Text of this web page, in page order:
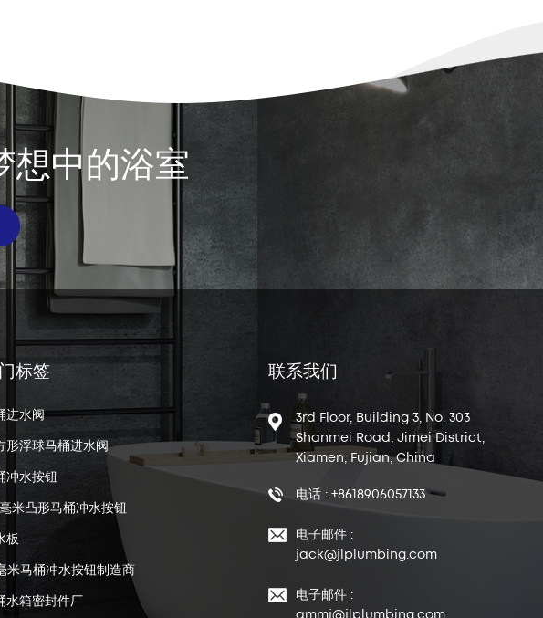
洗功能正常增强浴室的美感通过正确的链条调整防止将来出现冲洗问题为
任何部件磨损或损坏，请及时更换，以保持马桶处于最佳状态。
想中的浴室
标签
进水阀
形浮球马桶进水阀
冲水按钮
米凸形马桶冲水按钮
板
米马桶冲水按钮制造商
水箱密封件厂
联系我们
3rd Floor, Building 3, No. 303
Shanmei Road, Jimei District,
Xiamen, Fujian, China
电话 : +8618906057133
电子邮件 :
jack@jlplumbing.com
电子邮件 :
qmmj@jlplumbing.com